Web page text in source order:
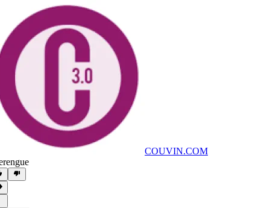
COUVIN.COM